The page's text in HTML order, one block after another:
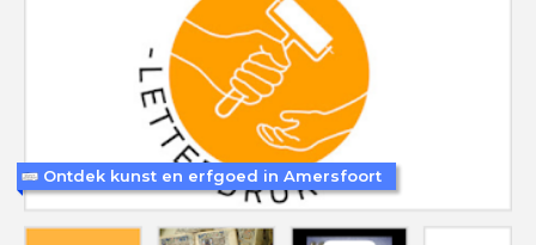
Ontdek kunst en erfgoed in Amersfoort